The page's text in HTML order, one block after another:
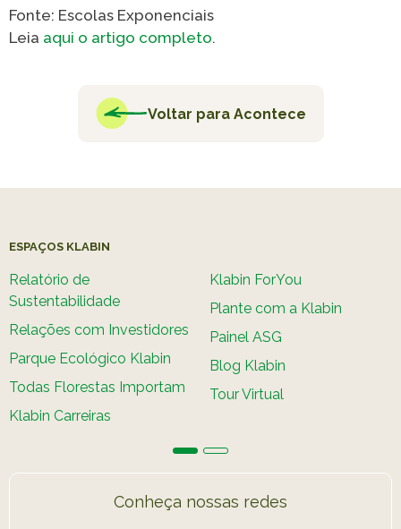
Fonte: Escolas Exponenciais
Leia aqui o artigo completo.
Voltar para Acontece
ESPAÇOS KLABIN
Relatório de
Sustentabilidade
Relações com Investidores
Parque Ecológico Klabin
Todas Florestas Importam
Klabin Carreiras
Klabin ForYou
Plante com a Klabin
Painel ASG
Blog Klabin
Tour Virtual
Conheça nossas redes